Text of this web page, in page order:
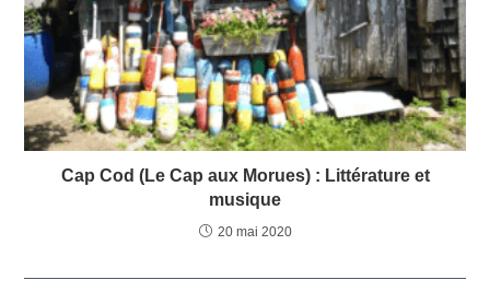
Cap Cod (Le Cap aux Morues) : Littérature et
musique
20 mai 2020